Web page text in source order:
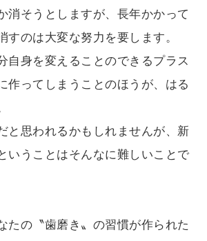
消そうとしますが、長年かかって
すのは大変な努力を要します。
自身を変えることのできるプラス
作ってしまうことのほうが、はる
と思われるかもしれませんが、新
いうことはそんなに難しいことで
たの〝歯磨き〟の習慣が作られた